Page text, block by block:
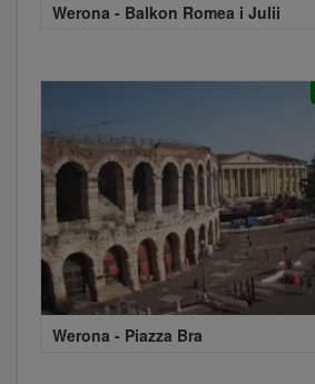
Werona - Balkon Romea i Julii
Werona - Piazza Bra